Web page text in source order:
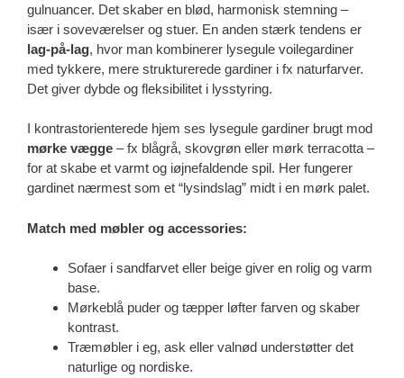
gulnuancer. Det skaber en blød, harmonisk stemning –
især i soveværelser og stuer. En anden stærk tendens er
lag-på-lag, hvor man kombinerer lysegule voilegardiner
med tykkere, mere strukturerede gardiner i fx naturfarver.
Det giver dybde og fleksibilitet i lysstyring.
I kontrastorienterede hjem ses lysegule gardiner brugt mod
mørke vægge – fx blågrå, skovgrøn eller mørk terracotta –
for at skabe et varmt og iøjnefaldende spil. Her fungerer
gardinet nærmest som et “lysindslag” midt i en mørk palet.
Match med møbler og accessories:
Sofaer i sandfarvet eller beige giver en rolig og varm
base.
Mørkeblå puder og tæpper løfter farven og skaber
kontrast.
Træmøbler i eg, ask eller valnød understøtter det
naturlige og nordiske.